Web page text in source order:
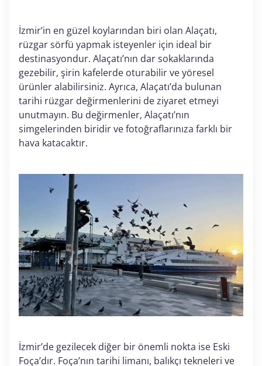
İzmir’in en güzel koylarından biri olan Alaçatı,
rüzgar sörfü yapmak isteyenler için ideal bir
destinasyondur. Alaçatı’nın dar sokaklarında
gezebilir, şirin kafelerde oturabilir ve yöresel
ürünler alabilirsiniz. Ayrıca, Alaçatı’da bulunan
tarihi rüzgar değirmenlerini de ziyaret etmeyi
unutmayın. Bu değirmenler, Alaçatı’nın
simgelerinden biridir ve fotoğraflarınıza farklı bir
hava katacaktır.
İzmir’de gezilecek diğer bir önemli nokta ise Eski
Foça’dır. Foça’nın tarihi limanı, balıkçı tekneleri ve